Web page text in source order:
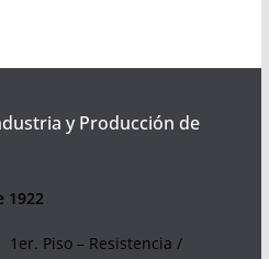
y Producción de
1922
1er. Piso – Resistencia /